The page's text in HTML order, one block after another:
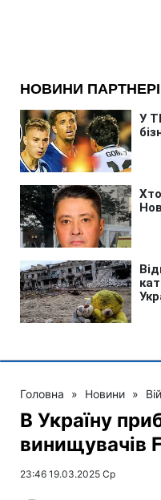
Головна » Новини »
В Україну
винищувачів
23:46 19.03.2025 Ср